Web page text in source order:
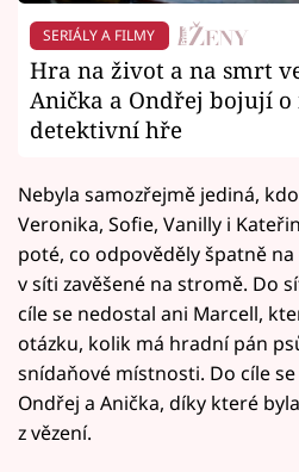
SERIÁLY A FILMY
Hra na život a na smrt
Anička a Ondřej bojují o
detektivní hře
Nebyla samozřejmě jediná,
Veronika, Sofie, Vanilly i
poté, co odpověděly špatně
v síti zavěšené na stromě. Do
cíle se nedostal ani Marcell,
otázku, kolik má hradní pán
snídaňové místnosti. Do cíle se
Ondřej a Anička, díky které
z vězení.